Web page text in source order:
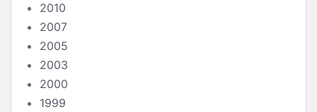
2010
2007
2005
2003
2000
1999